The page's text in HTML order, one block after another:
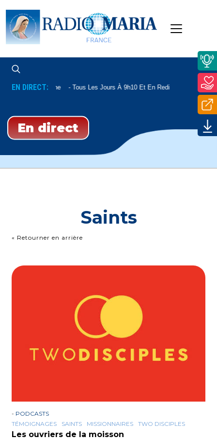
EN DIRECT:
Humaine Tous Les Jours À 9h10 Et En Rediffusion 21h00 Et
En direct
Saints
« Retourner en arrière
- PODCASTS
TÉMOIGNAGES
SAINTS MISSIONNAIRES TWO DISCIPLES
Les ouvriers de la moisson